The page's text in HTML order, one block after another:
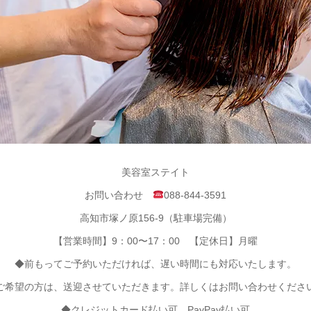
美容室ステイト
お問い合わせ 088-844-3591
高知市塚ノ原156-9（駐車場完備）
【営業時間】9：00〜17：00 【定休日】月曜
◆前もってご予約いただければ、遅い時間にも対応いたします。
望の方は、送迎させていただきます。詳しくはお問い合わせくださ